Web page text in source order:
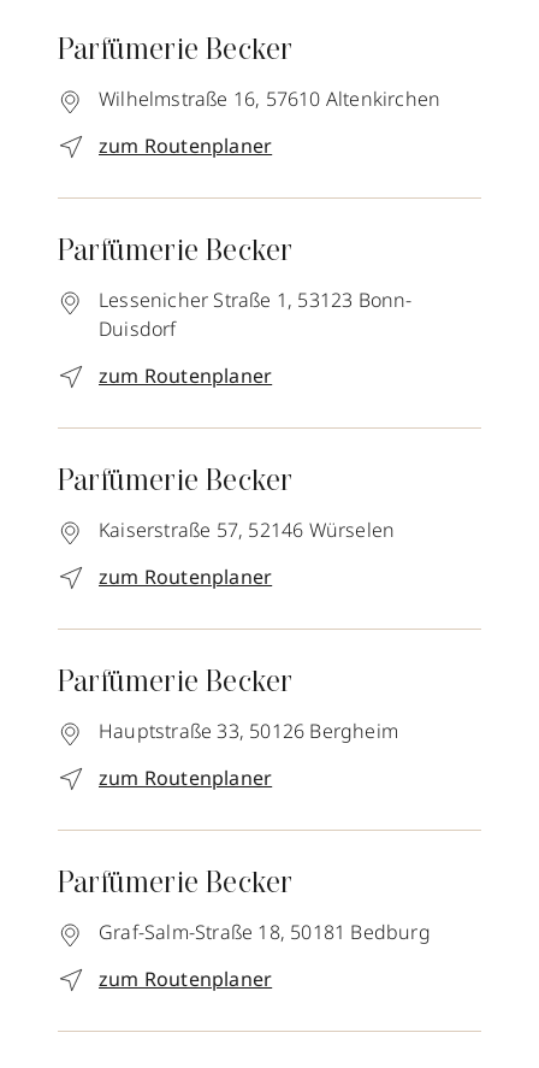
Parfümerie Becker
Wilhelmstraße 16, 57610 Altenkirchen
zum Routenplaner
Parfümerie Becker
Lessenicher Straße 1, 53123 Bonn-
Duisdorf
zum Routenplaner
Parfümerie Becker
Kaiserstraße 57, 52146 Würselen
zum Routenplaner
Parfümerie Becker
Hauptstraße 33, 50126 Bergheim
zum Routenplaner
Parfümerie Becker
Graf-Salm-Straße 18, 50181 Bedburg
zum Routenplaner